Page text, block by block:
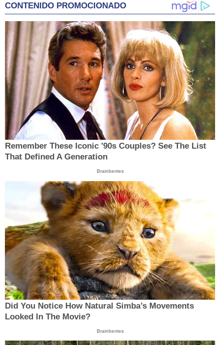
CONTENIDO PROMOCIONADO
Remember These Iconic '90s Couples? See The List
That Defined A Generation
Brainberries
Did You Notice How Natural Simba’s Movements
Looked In The Movie?
Brainberries